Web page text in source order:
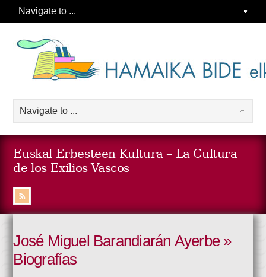
Euskal Erbesteen Kultura – La Cultura
de los Exilios Vascos
José Miguel Barandiarán Ayerbe »
Biografías